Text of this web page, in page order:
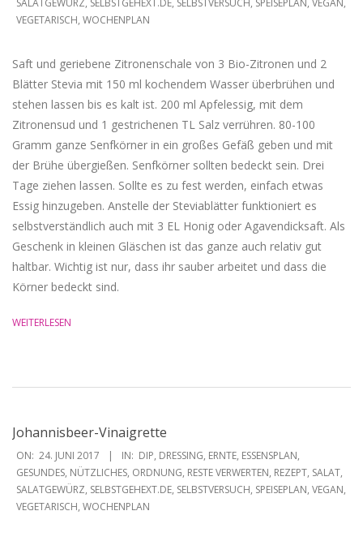
25
SALATGEWÜRZ, SELBSTGEHEXT.DE, SELBSTVERSUCH, SPEISEPLAN, VEGAN,
VEGETARISCH, WOCHENPLAN
Saft und geriebene Zitronenschale von 3 Bio-Zitronen und 2
Blätter Stevia mit 150 ml kochendem Wasser überbrühen und
stehen lassen bis es kalt ist. 200 ml Apfelessig, mit dem
Zitronensud und 1 gestrichenen TL Salz verrühren. 80-100
Gramm ganze Senfkörner in ein großes Gefäß geben und mit
der Brühe übergießen. Senfkörner sollten bedeckt sein. Drei
Tage ziehen lassen. Sollte es zu fest werden, einfach etwas
Essig hinzugeben. Anstelle der Steviablätter funktioniert es
selbstverständlich auch mit 3 EL Honig oder Agavendicksaft. Als
Geschenk in kleinen Gläschen ist das ganze auch relativ gut
haltbar. Wichtig ist nur, dass ihr sauber arbeitet und dass die
Körner bedeckt sind.
WEITERLESEN
Johannisbeer-Vinaigrette
2017-
06-
24
ON: 24. JUNI 2017 IN: DIP, DRESSING, ERNTE, ESSENSPLAN,
GESUNDES, NÜTZLICHES, ORDNUNG, RESTE VERWERTEN, REZEPT, SALAT,
SALATGEWÜRZ, SELBSTGEHEXT.DE, SELBSTVERSUCH, SPEISEPLAN, VEGAN,
VEGETARISCH, WOCHENPLAN